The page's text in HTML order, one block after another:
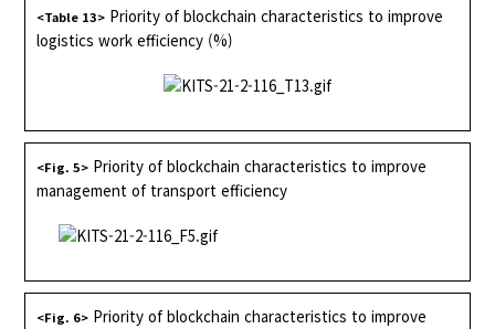
<Table 13> Priority of blockchain characteristics to improve
logistics work efficiency (%)
<Fig. 5> Priority of blockchain characteristics to improve
management of transport efficiency
<Fig. 6> Priority of blockchain characteristics to improve